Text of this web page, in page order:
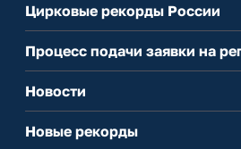
Цирковые рекорды России
Процесс подачи заявки на
Новости
Новые рекорды